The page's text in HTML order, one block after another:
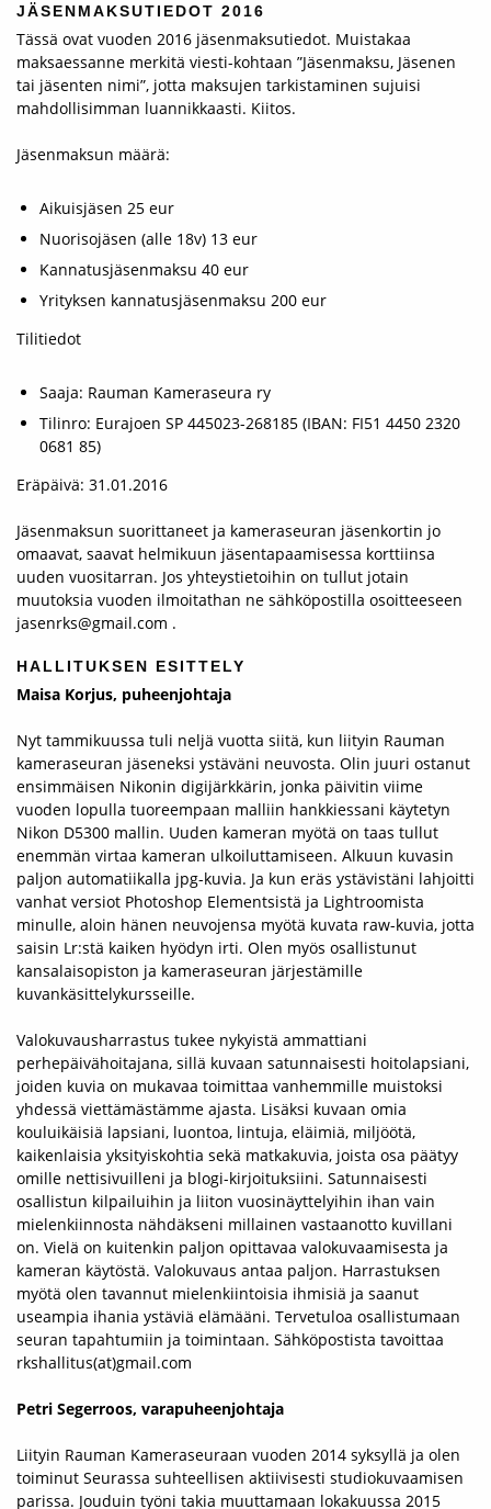
JÄSENMAKSUTIEDOT 2016
Tässä ovat vuoden 2016 jäsenmaksutiedot. Muistakaa
maksaessanne merkitä viesti-kohtaan ”Jäsenmaksu, Jäsenen
tai jäsenten nimi”, jotta maksujen tarkistaminen sujuisi
mahdollisimman luannikkaasti. Kiitos.
Jäsenmaksun määrä:
Aikuisjäsen 25 eur
Nuorisojäsen (alle 18v) 13 eur
Kannatusjäsenmaksu 40 eur
Yrityksen kannatusjäsenmaksu 200 eur
Tilitiedot
Saaja: Rauman Kameraseura ry
Tilinro: Eurajoen SP 445023-268185 (IBAN: FI51 4450 2320
0681 85)
Eräpäivä: 31.01.2016
Jäsenmaksun suorittaneet ja kameraseuran jäsenkortin jo
omaavat, saavat helmikuun jäsentapaamisessa korttiinsa
uuden vuositarran. Jos yhteystietoihin on tullut jotain
muutoksia vuoden ilmoitathan ne sähköpostilla osoitteeseen
jasenrks@gmail.com .
HALLITUKSEN ESITTELY
Maisa Korjus, puheenjohtaja
Nyt tammikuussa tuli neljä vuotta siitä, kun liityin Rauman
kameraseuran jäseneksi ystäväni neuvosta. Olin juuri ostanut
ensimmäisen Nikonin digijärkkärin, jonka päivitin viime
vuoden lopulla tuoreempaan malliin hankkiessani käytetyn
Nikon D5300 mallin. Uuden kameran myötä on taas tullut
enemmän virtaa kameran ulkoiluttamiseen. Alkuun kuvasin
paljon automatiikalla jpg-kuvia. Ja kun eräs ystävistäni lahjoitti
vanhat versiot Photoshop Elementsistä ja Lightroomista
minulle, aloin hänen neuvojensa myötä kuvata raw-kuvia, jotta
saisin Lr:stä kaiken hyödyn irti. Olen myös osallistunut
kansalaisopiston ja kameraseuran järjestämille
kuvankäsittelykursseille.
Valokuvausharrastus tukee nykyistä ammattiani
perhepäivähoitajana, sillä kuvaan satunnaisesti hoitolapsiani,
joiden kuvia on mukavaa toimittaa vanhemmille muistoksi
yhdessä viettämästämme ajasta. Lisäksi kuvaan omia
kouluikäisiä lapsiani, luontoa, lintuja, eläimiä, miljöötä,
kaikenlaisia yksityiskohtia sekä matkakuvia, joista osa päätyy
omille nettisivuilleni ja blogi-kirjoituksiini. Satunnaisesti
osallistun kilpailuihin ja liiton vuosinäyttelyihin ihan vain
mielenkiinnosta nähdäkseni millainen vastaanotto kuvillani
on. Vielä on kuitenkin paljon opittavaa valokuvaamisesta ja
kameran käytöstä. Valokuvaus antaa paljon. Harrastuksen
myötä olen tavannut mielenkiintoisia ihmisiä ja saanut
useampia ihania ystäviä elämääni. Tervetuloa osallistumaan
seuran tapahtumiin ja toimintaan. Sähköpostista tavoittaa
rkshallitus(at)gmail.com
Petri Segerroos, varapuheenjohtaja
Liityin Rauman Kameraseuraan vuoden 2014 syksyllä ja olen
toiminut Seurassa suhteellisen aktiivisesti studiokuvaamisen
parissa. Jouduin työni takia muuttamaan lokakuussa 2015